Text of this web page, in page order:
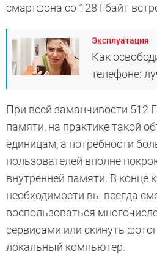
смартфона со 128 Гбайт
Эксплуатация
Как
телефоне:
При всей заманчивости 512
памяти, на практике такой
единицам, а потребности
пользователей вполне
внутренней памяти. В конце
необходимости вы всегда
воспользоваться
сервисами или скинуть
локальный компьютер.